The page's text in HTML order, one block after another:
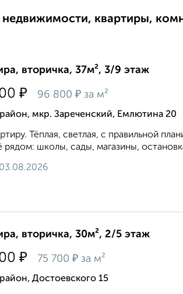
квартиры,
вторичка, 37м², 3/9 этаж
₽ 96 800 ₽ за м²
мкр. Зареченский, Емлютина 20
Тёплая, светлая, с правильной
рядом: школы, сады, магазины,
вторичка, 30м², 2/5 этаж
₽ 75 700 ₽ за м²
Достоевского 15